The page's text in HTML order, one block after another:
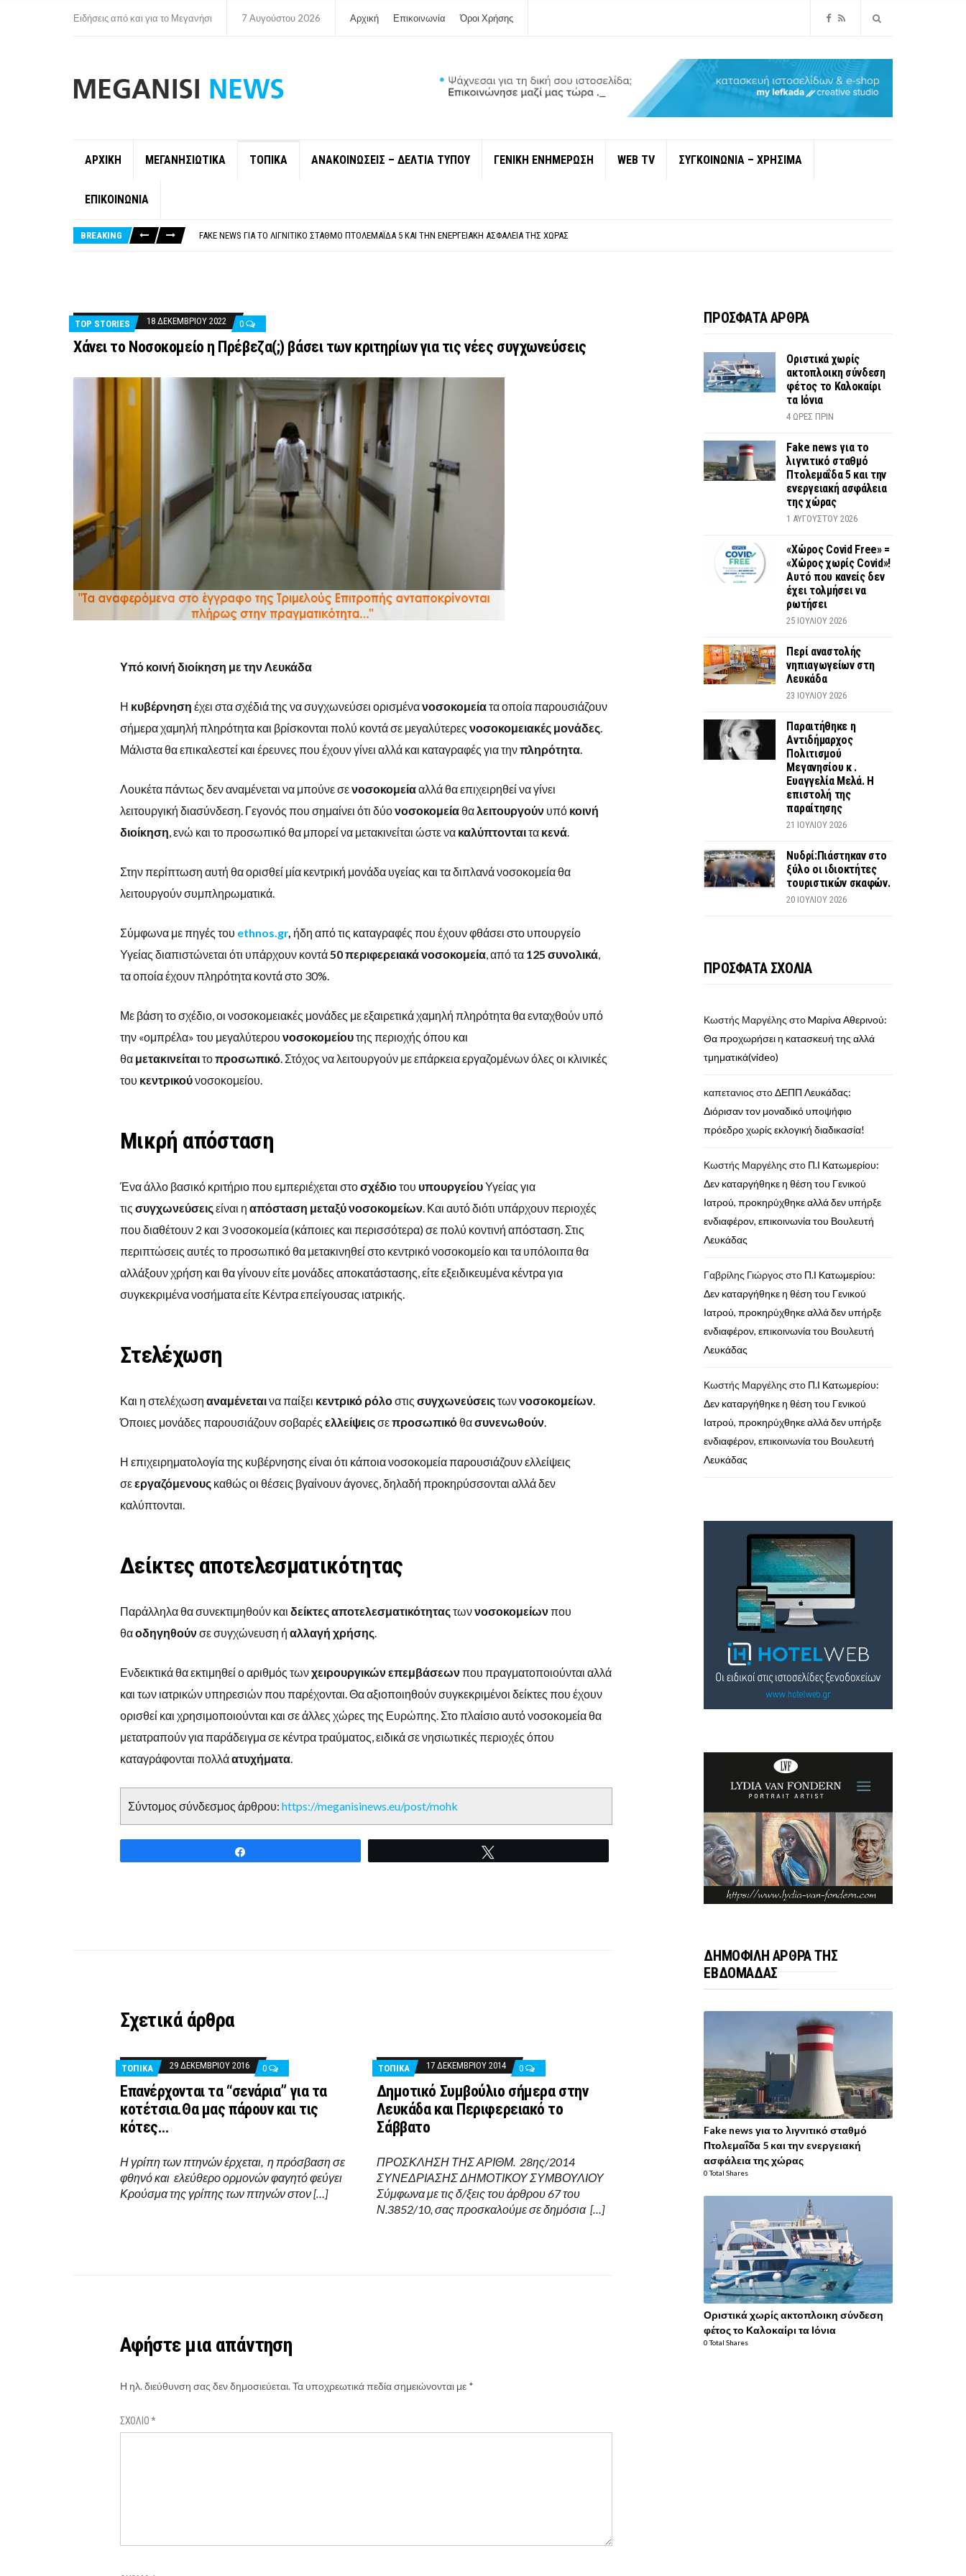
Ειδήσεις από και για το Μεγανήσι 7 Αυγούστου 2026 Αρχική Επικοινωνία Όροι Χρήσης
ΑΡΧΙΚΗ ΜΕΓΑΝΗΣΙΩΤΙΚΑ ΤΟΠΙΚΑ ΑΝΑΚΟΙΝΩΣΕΙΣ – ΔΕΛΤΙΑ ΤΥΠΟΥ ΓΕΝΙΚΗ ΕΝΗΜΕΡΩΣΗ WEB TV ΣΥΓΚΟΙΝΩΝΙΑ – ΧΡΗΣΙΜΑ
ΕΠΙΚΟΙΝΩΝΙΑ
BREAKING
FAKE NEWS ΓΙΑ ΤΟ ΛΙΓΝΙΤΙΚΌ ΣΤΑΘΜΌ ΠΤΟΛΕΜΑΪ́ΔΑ 5 ΚΑΙ ΤΗΝ ΕΝΕΡΓΕΙΑΚΉ ΑΣΦΆΛΕΙΑ ΤΗΣ ΧΏΡΑΣ
TOP STORIES 18 ΔΕΚΕΜΒΡΊΟΥ 2022 0
Χάνει το Νοσοκομείο η Πρέβεζα(;) βάσει των κριτηρίων για τις νέες συγχωνεύσεις
Υπό κοινή διοίκηση με την Λευκάδα
Η κυβέρνηση έχει στα σχέδιά της να συγχωνεύσει ορισμένανοσοκομείατα οποία παρουσιάζουν
σήμερα χαμηλή πληρότητα και βρίσκονται πολύ κοντά σε μεγαλύτερες νοσοκομειακές μονάδες.
Μάλιστα θα επικαλεστεί και έρευνες που έχουν γίνει αλλά και καταγραφές για τηνπληρότητα.
Λουκέτα πάντως δεν αναμένεται να μπούνε σενοσοκομείααλλά θα επιχειρηθεί να γίνει
λειτουργική διασύνδεση. Γεγονός που σημαίνει ότι δύονοσοκομείαθα λειτουργούνυπό κοινή
διοίκηση , ενώ και το προσωπικό θα μπορεί να μετακινείται ώστε να καλύπτονταιτα κενά.
Στην περίπτωση αυτή θα ορισθεί μία κεντρική μονάδα υγείας και τα διπλανά νοσοκομεία θα
λειτουργούν συμπληρωματικά.
Σύμφωνα με πηγές του ethnos.gr, ήδη από τις καταγραφές που έχουν φθάσει στο υπουργείο
Υγείας διαπιστώνεται ότι υπάρχουν κοντά 50 περιφερειακά νοσοκομεία, από τα 125 συνολικά,
τα οποία έχουν πληρότητα κοντά στο 30%.
Με βάση το σχέδιο, οι νοσοκομειακές μονάδες με εξαιρετικά χαμηλή πληρότητα θα ενταχθούν υπό
την «ομπρέλα» του μεγαλύτερου νοσοκομείουτης περιοχής όπου και
θα μετακινείταιτοπροσωπικό. Στόχος να λειτουργούν με επάρκεια εργαζομένων όλες οι κλινικές
του κεντρικούνοσοκομείου.
Μικρή απόσταση
Ένα άλλο βασικό κριτήριο που εμπεριέχεται στοσχέδιοτου υπουργείουΥγείας για
τις συγχωνεύσειςείναι η απόσταση μεταξύνοσοκομείων. Και αυτό διότι υπάρχουν περιοχές
που διαθέτουν 2 και 3 νοσοκομεία (κάποιες και περισσότερα) σε πολύ κοντινή απόσταση. Στις
περιπτώσεις αυτές το προσωπικό θα μετακινηθεί στο κεντρικό νοσοκομείο και τα υπόλοιπα θα
αλλάξουν χρήση και θα γίνουν είτε μονάδες αποκατάστασης, είτε εξειδικευμένα κέντρα για
συγκεκριμένα νοσήματα είτε Κέντρα επείγουσας ιατρικής.
Στελέχωση
Και η στελέχωση αναμένεταινα παίξει κεντρικό ρόλοστις συγχωνεύσειςτωννοσοκομείων.
Όποιες μονάδες παρουσιάζουν σοβαρές ελλείψειςσεπροσωπικόθασυνενωθούν.
Η επιχειρηματολογία της κυβέρνησης είναι ότι κάποια νοσοκομεία παρουσιάζουν ελλείψεις
σεεργαζόμενουςκαθώς οι θέσεις βγαίνουν άγονες, δηλαδή προκηρύσσονται αλλά δεν
καλύπτονται.
Δείκτες αποτελεσματικότητας
Παράλληλα θα συνεκτιμηθούν και δείκτεςαποτελεσματικότηταςτωννοσοκομείωνπου
θαοδηγηθούνσε συγχώνευση ή αλλαγή χρήσης.
Ενδεικτικά θα εκτιμηθεί ο αριθμός τωνχειρουργικώνεπεμβάσεωνπου πραγματοποιούνται αλλά
και των ιατρικών υπηρεσιών που παρέχονται. Θα αξιοποιηθούν συγκεκριμένοι δείκτες που έχουν
ορισθεί και χρησιμοποιούνται και σε άλλες χώρες της Ευρώπης. Στο πλαίσιο αυτό νοσοκομεία θα
μετατραπούν για παράδειγμα σε κέντρα τραύματος, ειδικά σε νησιωτικές περιοχές όπου
καταγράφονται πολλάατυχήματα.
Σύντομος σύνδεσμος άρθρου: https://meganisinews.eu/post/mohk
Σχετικά άρθρα
ΤΟΠΙΚΑ 29 ΔΕΚΕΜΒΡΊΟΥ 2016 0
Επανέρχονται τα “σενάρια” για τα
κοτέτσια.Θα μας πάρουν και τις
κότες…
Η γρίπη των πτηνών έρχεται, η πρόσβαση σε
φθηνό και ελεύθερο ορμονών φαγητό φεύγει
Κρούσμα της γρίπης των πτηνών στον […]
ΤΟΠΙΚΑ 17 ΔΕΚΕΜΒΡΊΟΥ 2014 0
Δημοτικό Συμβούλιο σήμερα στην
Λευκάδα και Περιφερειακό το
Σάββατο
ΠΡΟΣΚΛΗΣΗ ΤΗΣ ΑΡΙΘΜ. 28ης/2014
ΣΥΝΕΔΡΙΑΣΗΣ ΔΗΜΟΤΙΚΟΥ ΣΥΜΒΟΥΛΙΟΥ
Σύμφωνα με τις δ/ξεις του άρθρου 67 του
Ν.3852/10, σας προσκαλούμε σε δημόσια […]
Αφήστε μια απάντηση
Η ηλ. διεύθυνση σας δεν δημοσιεύεται.Τα υποχρεωτικά πεδία σημειώνονται με *
ΣΧΌΛΙΟ*
ΠΡΟΣΦΑΤΑ ΑΡΘΡΑ
Οριστικά χωρίς
ακτοπλοικη σύνδεση
φέτος το Καλοκαίρι
τα Ιόνια
4 ΏΡΕΣ ΠΡΙΝ
Fake news για το
λιγνιτικό σταθμό
Πτολεμαΐδα 5 και την
ενεργειακή ασφάλεια
της χώρας
1 ΑΥΓΟΎΣΤΟΥ 2026
«Χώρος Covid Free» =
«Χώρος χωρίς Covid»!
Αυτό που κανείς δεν
έχει τολμήσει να
ρωτήσει
25 ΙΟΥΛΊΟΥ 2026
Περί αναστολής
νηπιαγωγείων στη
Λευκάδα
23 ΙΟΥΛΊΟΥ 2026
Παραιτήθηκε η
Αντιδήμαρχος
Πολιτισμού
Μεγανησίου κ .
Ευαγγελία Μελά. Η
επιστολή της
παραίτησης
21 ΙΟΥΛΊΟΥ 2026
Νυδρί:Πιάστηκαν στο
ξύλο οι ιδιοκτήτες
τουριστικών σκαφών.
20 ΙΟΥΛΊΟΥ 2026
ΠΡΟΣΦΑΤΑ ΣΧΟΛΙΑ
Κωστής Μαργέλης στοMαρίνα Αθερινού:
Θα προχωρήσει η κατασκευή της αλλά
τμηματικά(video)
καπετανιος στοΔΕΠΠ Λευκάδας:
Διόρισαν τον μοναδικό υποψήφιο
πρόεδρο χωρίς εκλογική διαδικασία!
Κωστής Μαργέλης στο Π.Ι Κατωμερίου:
Δεν καταργήθηκε η θέση του Γενικού
Ιατρού, προκηρύχθηκε αλλά δεν υπήρξε
ενδιαφέρον, επικοινωνία του Βουλευτή
Λευκάδας
Γαβρίλης Γιώργος στο Π.Ι Κατωμερίου:
Δεν καταργήθηκε η θέση του Γενικού
Ιατρού, προκηρύχθηκε αλλά δεν υπήρξε
ενδιαφέρον, επικοινωνία του Βουλευτή
Λευκάδας
Κωστής Μαργέλης στο Π.Ι Κατωμερίου:
Δεν καταργήθηκε η θέση του Γενικού
Ιατρού, προκηρύχθηκε αλλά δεν υπήρξε
ενδιαφέρον, επικοινωνία του Βουλευτή
Λευκάδας
ΔΗΜΟΦΙΛΗ ΑΡΘΡΑ ΤΗΣ
ΕΒΔΟΜΑΔΑΣ
Fake news για το λιγνιτικό σταθμό
Πτολεμαΐδα 5 και την ενεργειακή
ασφάλεια της χώρας
0 Total Shares
Οριστικά χωρίς ακτοπλοικη σύνδεση
φέτος το Καλοκαίρι τα Ιόνια
0 Total Shares